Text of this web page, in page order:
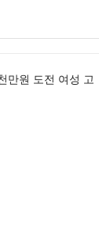
만원 도전 여성 고